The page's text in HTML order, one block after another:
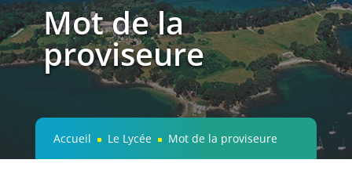
Mot de la
proviseure
Accueil ^ Le Lycée ^ Mot de la proviseure